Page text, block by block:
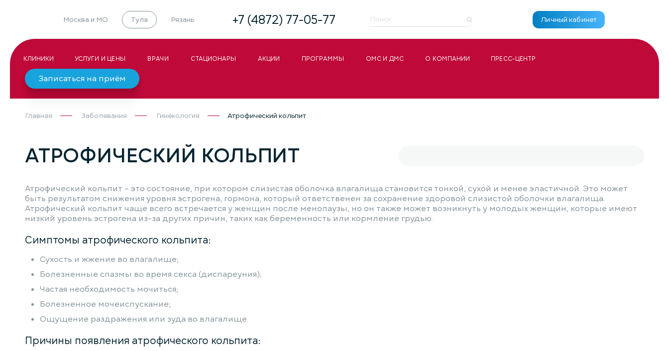
Москва и МО Тула Рязань +7 (4872) 77-05-77 Личный кабинет
КЛИНИКИ УСЛУГИ И ЦЕНЫ ВРАЧИ СТАЦИОНАРЫ АКЦИИ ПРОГРАММЫ ОМС И ДМС О КОМПАНИИ ПРЕСС-ЦЕНТР
Записаться на приём
Главная Заболевания Гинекология Атрофический кольпит
АТРОФИЧЕСКИЙ КОЛЬПИТ
Атрофический кольпит – это состояние, при котором слизистая оболочка влагалища становится тонкой, сухой и менее эластичной. Это может
быть результатом снижения уровня эстрогена, гормона, который ответственен за сохранение здоровой слизистой оболочки влагалища.
Атрофический кольпит чаще всего встречается у женщин после менопаузы, но он также может возникнуть у молодых женщин, которые имеют
низкий уровень эстрогена из-за других причин, таких как беременность или кормление грудью.
Симптомы атрофического кольпита:
Сухость и жжение во влагалище;
Болезненные спазмы во время секса (диспареуния);
Частая необходимость мочиться;
Болезненное мочеиспускание;
Ощущение раздражения или зуда во влагалище.
Причины появления атрофического кольпита: